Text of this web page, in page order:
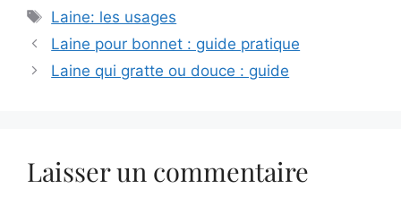
Étiquettes
Laine: les usages
Laine pour bonnet : guide pratique
Laine qui gratte ou douce : guide
Laisser un commentaire